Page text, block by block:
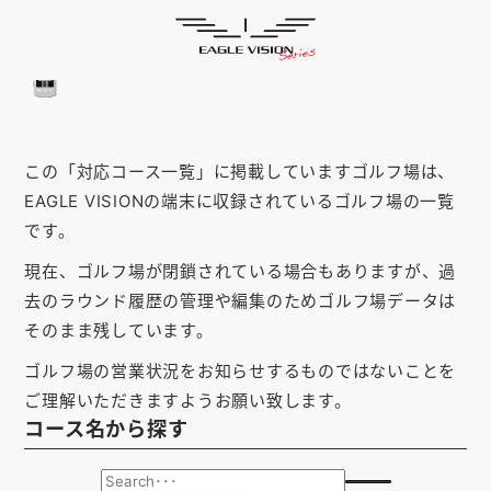
ゴルフナビ
ピンポジ君PIN POSITION
対応コース
EVステーション UPDATE
取扱い店舗 SHOP
サポートSUPPORT
購入する
「神奈川県」の対応コース
この「対応コース一覧」に掲載していますゴルフ場は、
EAGLE VISIONの端末に収録されているゴルフ場の一覧
です。
現在、ゴルフ場が閉鎖されている場合もありますが、過
去のラウンド履歴の管理や編集のためゴルフ場データは
そのまま残しています。
ゴルフ場の営業状況をお知らせするものではないことを
ご理解いただきますようお願い致します。
コース名から探す